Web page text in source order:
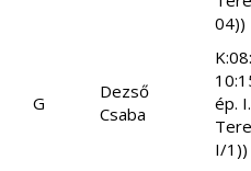
04))
G
Dezső
Csaba
ép.
I/1))